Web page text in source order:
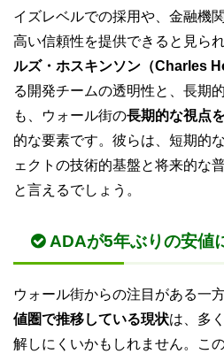
イズレベルでの採用や、金融機
高い信頼性を提供できると見ら
ルズ・ホスキンソン（Charles
る開発チームの透明性と、長期
も、ウォール街の長期的な視点
的な要素です。彼らは、短期的
ェクトの技術的基盤と将来的な
と言えるでしょう。
ADAが5年ぶりの安値
ウォール街からの注目がある一方
値圏で推移している現状は、多
解しにくいかもしれません。こ